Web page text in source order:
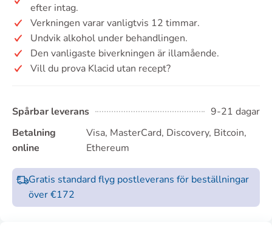
efter intag.
Verkningen varar vanligtvis 12 timmar.
Undvik alkohol under behandlingen.
Den vanligaste biverkningen är illamående.
Vill du prova Klacid utan recept?
Spårbar leverans
9-21 dagar
Betalning
online
Visa, MasterCard, Discovery, Bitcoin,
Ethereum
Gratis standard flyg postleverans för beställningar
över €172